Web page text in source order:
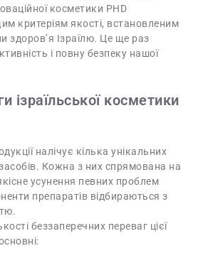
косметики PHD
критеріям якості, встановленим
здоров’я Ізраїлю. Це ще раз
і повну безпеку нашої
ізраїльської косметики
налічує кілька унікальних
Кожна з них спрямована на
усунення певних проблем
препаратів відбираються з
беззаперечних переваг цієї